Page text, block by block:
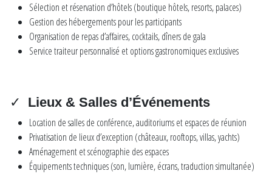
Sélection et réservation d’hôtels (boutique hôtels, resorts, palaces)
Gestion des hébergements pour les participants
Organisation de repas d’affaires, cocktails, dîners de gala
Service traiteur personnalisé et options gastronomiques exclusives
✓ Lieux & Salles d’Événements
Location de salles de conférence, auditoriums et espaces de réunion
Privatisation de lieux d’exception (châteaux, rooftops, villas, yachts)
Aménagement et scénographie des espaces
Équipements techniques (son, lumière, écrans, traduction simultanée)